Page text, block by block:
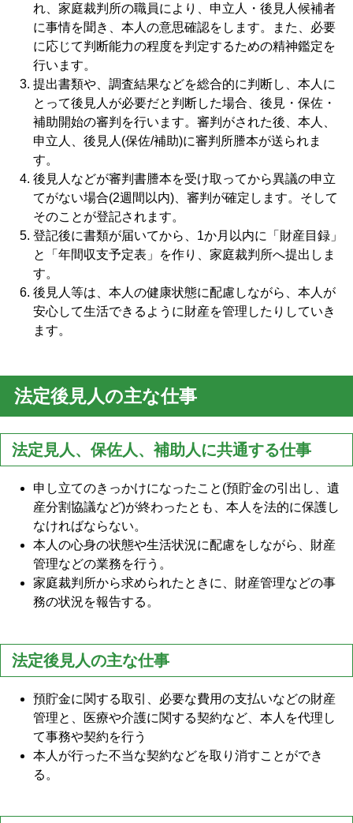
れ、家庭裁判所の職員により、申立人・後見人候補者
に事情を聞き、本人の意思確認をします。また、必要
に応じて判断能力の程度を判定するための精神鑑定を
行います。
提出書類や、調査結果などを総合的に判断し、本人に
とって後見人が必要だと判断した場合、後見・保佐・
補助開始の審判を行います。審判がされた後、本人、
申立人、後見人(保佐/補助)に審判所謄本が送られま
す。
後見人などが審判書謄本を受け取ってから異議の申立
てがない場合(2週間以内)、審判が確定します。そして
そのことが登記されます。
登記後に書類が届いてから、1か月以内に「財産目録」
と「年間収支予定表」を作り、家庭裁判所へ提出しま
す。
後見人等は、本人の健康状態に配慮しながら、本人が
安心して生活できるように財産を管理したりしていき
ます。
法定後見人の主な仕事
法定見人、保佐人、補助人に共通する仕事
申し立てのきっかけになったこと(預貯金の引出し、遺
産分割協議など)が終わったとも、本人を法的に保護し
なければならない。
本人の心身の状態や生活状況に配慮をしながら、財産
管理などの業務を行う。
家庭裁判所から求められたときに、財産管理などの事
務の状況を報告する。
法定後見人の主な仕事
預貯金に関する取引、必要な費用の支払いなどの財産
管理と、医療や介護に関する契約など、本人を代理し
て事務や契約を行う
本人が行った不当な契約などを取り消すことができ
る。